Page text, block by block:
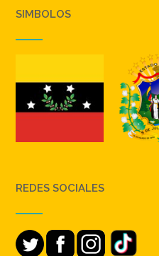
SIMBOLOS
REDES SOCIALES